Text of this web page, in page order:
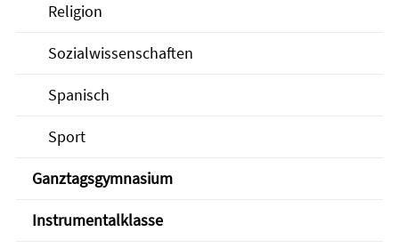
Religion
Sozialwissenschaften
Spanisch
Sport
Ganztagsgymnasium
Instrumentalklasse